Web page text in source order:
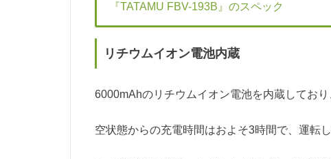
『TATAMU FBV-193B』のスペック
リチウムイオン電池内蔵
6000mAhのリチウムイオン電池を内蔵してお
空状態からの充電時間はおよそ3時間で、運転